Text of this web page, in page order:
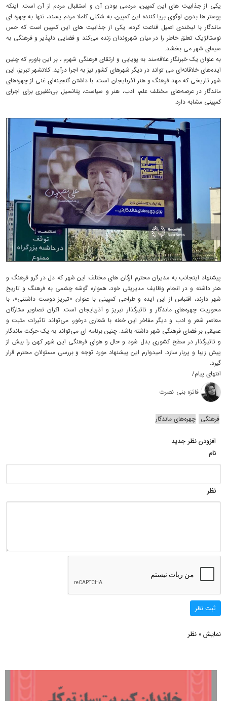
یکی از جذابیت های این کمپین، مردمی بودن آن و استقبال مردم از آن است. اینکه
پوستر ها بدون لوگوی برپا کننده این کمپین، به شکلی کاملا مردم پسند، تنها به چهره ای
ماندگار با لبخندی اصیل قناعت کرده، یکی از جذابیت های این کمپین است که حس
نوستالژیک تعلق خاطر را در میان شهروندان زنده می‌کند و فضایی دلپذیر و فرهنگی به
سیمای شهر می بخشد.
به عنوان یک خبرنگار علاقه‌مند به پویایی و ارتقای فرهنگی شهرم ، بر این باورم که چنین
ایده‌های خلاقانه‌ای می تواند در دیگر شهرهای کشور نیز به اجرا درآید. کلانشهر تبریز، این
شهر تاریخی که مهد فرهنگ و هنر آذربایجان است، با داشتن گنجینه‌ای غنی از چهره‌های
ماندگار در عرصه‌های مختلف علم، ادب، هنر و سیاست، پتانسیل بی‌نظیری برای اجرای
کمپینی مشابه دارد.
پیشنهاد اینجانب به مدیران محترم ارگان های مختلف این شهر که دل در گرو فرهنگ و
هنر داشته و در انجام وظایف مدیریتی خود، همواره گوشه چشمی به فرهنگ و تاریخ
شهر دارند، اقتباس از این ایده و طراحی کمپینی با عنوان «تبریز دوست داشتنی»، با
محوریت چهره‌های ماندگار و تاثیرگذار تبریز و آذربایجان است. اکران تصاویر ستارگان
معاصر شعر و ادب و دیگر مفاخر این خطه با شعاری درخور، می‌تواند تاثیرات مثبت و
عمیقی بر فضای فرهنگی شهر داشته باشد. چنین برنامه ای می‌تواند به یک حرکت ماندگار
و تاثیرگذار در سطح کشوری بدل شود و حال و هوای فرهنگی این شهر کهن را بیش از
پیش زیبا و پربار سازد. امیدوارم این پیشنهاد مورد توجه و بررسی مسئولان محترم قرار
گیرد.
انتهای پیام/
فائزه بنی نصرت
فرهنگی چهره‌های ماندگار
افزودن نظر جدید
نام
نظر
ثبت نظر
نمایش 0 نظر